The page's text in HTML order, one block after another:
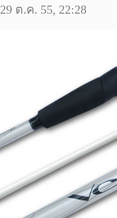
29 ต.ค. 55, 22:28